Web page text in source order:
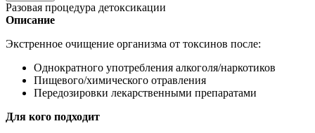
Разовая процедура детоксикации
Описание
Экстренное очищение организма от токсинов после:
Однократного употребления алкоголя/наркотиков
Пищевого/химического отравления
Передозировки лекарственными препаратами
Для кого подходит